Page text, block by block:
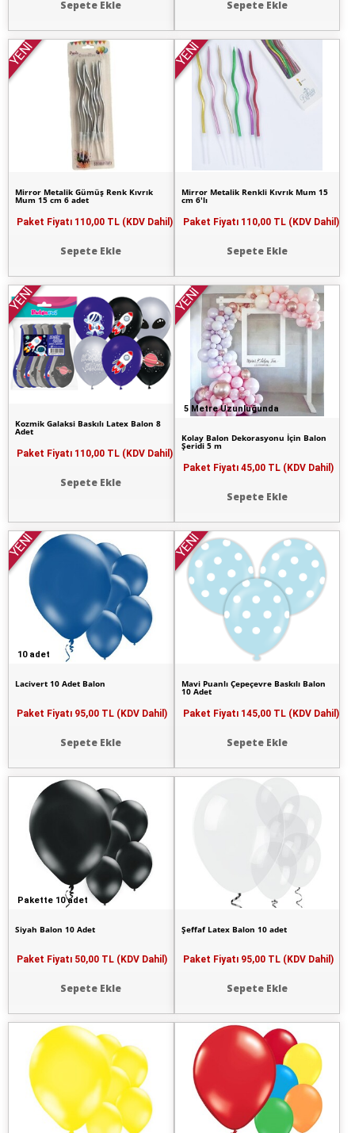
Sepete Ekle Sepete Ekle
YENİ
Mirror Metalik Gümüş Renk Kıvrık
Mum 15 cm 6 adet
Paket Fiyatı 110,00 TL (KDV Dahil)
Sepete Ekle
YENİ
Mirror Metalik Renkli Kıvrık Mum 15
cm 6'lı
Paket Fiyatı 110,00 TL (KDV Dahil)
Sepete Ekle
YENİ
Kozmik Galaksi Baskılı Latex Balon 8
Adet
Paket Fiyatı 110,00 TL (KDV Dahil)
Sepete Ekle
5 Metre Uzunluğunda
YENİ
Kolay Balon Dekorasyonu İçin Balon
Şeridi 5 m
Paket Fiyatı 45,00 TL (KDV Dahil)
Sepete Ekle
10 adet
YENİ
Lacivert 10 Adet Balon
Paket Fiyatı 95,00 TL (KDV Dahil)
Sepete Ekle
YENİ
Mavi Puanlı Çepeçevre Baskılı Balon
10 Adet
Paket Fiyatı 145,00 TL (KDV Dahil)
Sepete Ekle
Pakette 10 adet
Siyah Balon 10 Adet
Paket Fiyatı 50,00 TL (KDV Dahil)
Sepete Ekle
Şeffaf Latex Balon 10 adet
Paket Fiyatı 95,00 TL (KDV Dahil)
Sepete Ekle